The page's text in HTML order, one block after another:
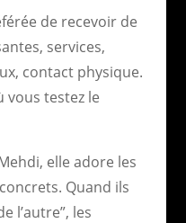
de recevoir de
services,
contact physique.
vous testez le
elle adore les
Quand ils
l’autre”, les